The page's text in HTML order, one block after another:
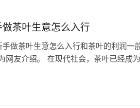
茶叶生意怎么入行
做茶叶生意怎么入行和茶叶的利润一
网友介绍。 在现代社会，茶叶已经成